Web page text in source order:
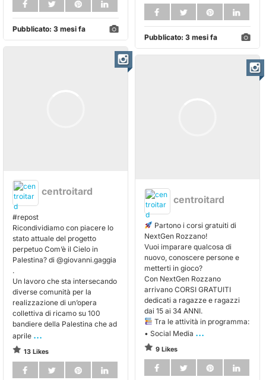
Pubblicato: 3 mesi fa
Pubblicato: 3 mesi fa
centroitard
#repost
Ricondividiamo con piacere lo
stato attuale del progetto
perpetuo Com’è il Cielo in
Palestina? di @giovanni.gaggia
.
Un lavoro che sta intersecando
diverse comunità per la
realizzazione di un’opera
collettiva di ricamo su 100
bandiere della Palestina che ad
aprile ...
13 Likes
centroitard
Partono i corsi gratuiti di
NextGen Rozzano!
Vuoi imparare qualcosa di
nuovo, conoscere persone e
metterti in gioco?
Con NextGen Rozzano
arrivano CORSI GRATUITI
dedicati a ragazze e ragazzi
dai 15 ai 34 ANNI.
Tra le attività in programma:
• Social Media ...
9 Likes